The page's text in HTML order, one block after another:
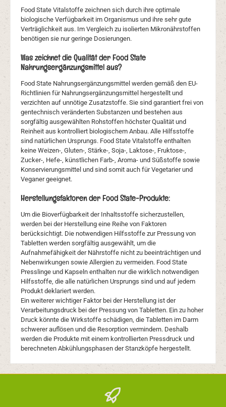
Food State Vitalstoffe zeichnen sich durch ihre optimale
biologische Verfügbarkeit im Organismus und ihre sehr gute
Verträglichkeit aus. Im Vergleich zu isolierten Mikronährstoffen
benötigen sie nur geringe Dosierungen.
Was zeichnet die Qualität der Food State
Nahrungsergänzungsmittel aus?
Food State Nahrungsergänzungsmittel werden gemäß den EU-
Richtlinien für Nahrungsergänzungsmittel hergestellt und
verzichten auf unnötige Zusatzstoffe. Sie sind garantiert frei von
gentechnisch veränderten Substanzen und bestehen aus
sorgfältig ausgewählten Rohstoffen höchster Qualität und
Reinheit aus kontrolliert biologischem Anbau. Alle Hilfsstoffe
sind natürlichen Ursprungs. Food State Vitalstoffe enthalten
keine Weizen-, Gluten-, Stärke-, Soja-, Laktose-, Fruktose-,
Zucker-, Hefe-, künstlichen Farb-, Aroma- und Süßstoffe sowie
Konservierungsmittel und sind somit auch für Vegetarier und
Veganer geeignet.
Herstellungsfaktoren der Food State-Produkte:
Um die Bioverfügbarkeit der Inhaltsstoffe sicherzustellen,
werden bei der Herstellung eine Reihe von Faktoren
berücksichtigt. Die notwendigen Hilfsstoffe zur Pressung von
Tabletten werden sorgfältig ausgewählt, um die
Aufnahmefähigkeit der Nährstoffe nicht zu beeinträchtigen und
Nebenwirkungen sowie Allergien zu vermeiden. Food State
Presslinge und Kapseln enthalten nur die wirklich notwendigen
Hilfsstoffe, die alle natürlichen Ursprungs sind und auf jedem
Produkt deklariert werden.
Ein weiterer wichtiger Faktor bei der Herstellung ist der
Verarbeitungsdruck bei der Pressung von Tabletten. Ein zu hoher
Druck könnte die Wirkstoffe schädigen, die Tabletten im Darm
schwerer auflösen und die Resorption vermindern. Deshalb
werden die Produkte mit einem kontrollierten Pressdruck und
berechneten Abkühlungsphasen der Stanzköpfe hergestellt.